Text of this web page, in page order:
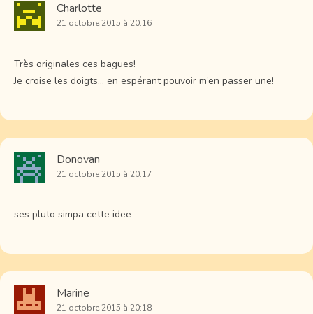
Charlotte
21 octobre 2015 à 20:16
Très originales ces bagues!
Je croise les doigts… en espérant pouvoir m’en passer une!
Donovan
21 octobre 2015 à 20:17
ses pluto simpa cette idee
Marine
21 octobre 2015 à 20:18